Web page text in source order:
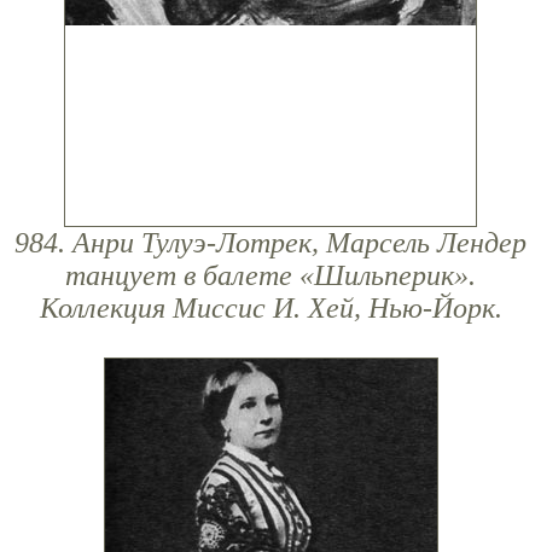
984. Анри Тулуэ-Лотрек, Марсель Лендер
танцует в балете «Шильперик».
Коллекция Миссис И. Хей, Нью-Йорк.